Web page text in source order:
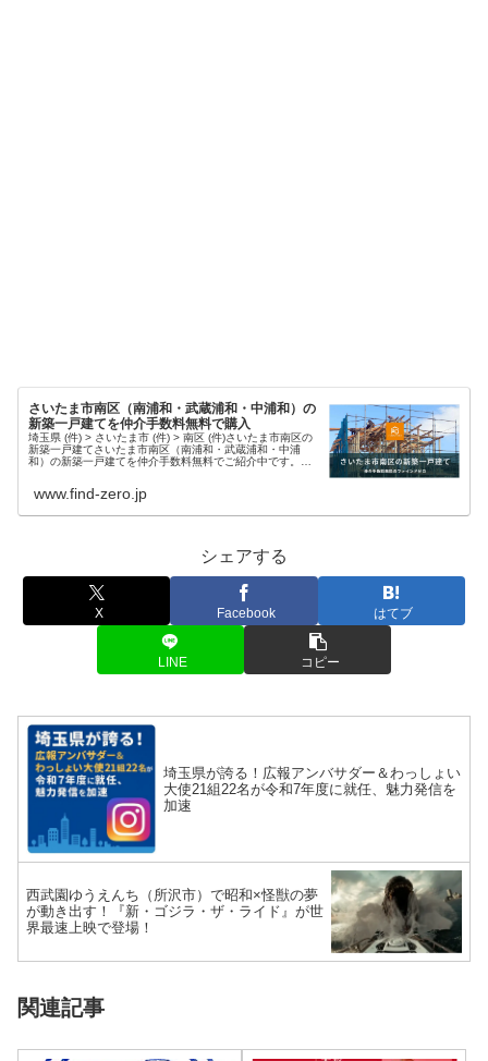
さいたま市南区（南浦和・武蔵浦和・中浦和）の
新築一戸建てを仲介手数料無料で購入
埼玉県 (件) > さいたま市 (件) > 南区 (件)さいたま市南区の
新築一戸建てさいたま市南区（南浦和・武蔵浦和・中浦
和）の新築一戸建てを仲介手数料無料でご紹介中です。豊
www.find-zero.jp
シェアする
X Facebook はてブ
LINE コピー
埼玉県が誇る！広報アンバサダー＆わっしょい
大使21組22名が令和7年度に就任、魅力発信を
加速
西武園ゆうえんち（所沢市）で昭和×怪獣の夢
が動き出す！『新・ゴジラ・ザ・ライド』が世
界最速上映で登場！
関連記事